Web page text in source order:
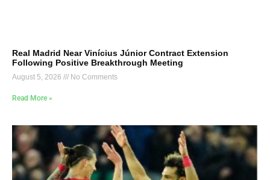
Real Madrid Near Vinícius Júnior Contract Extension
Following Positive Breakthrough Meeting
August 5, 2026 No Comments
Read More »